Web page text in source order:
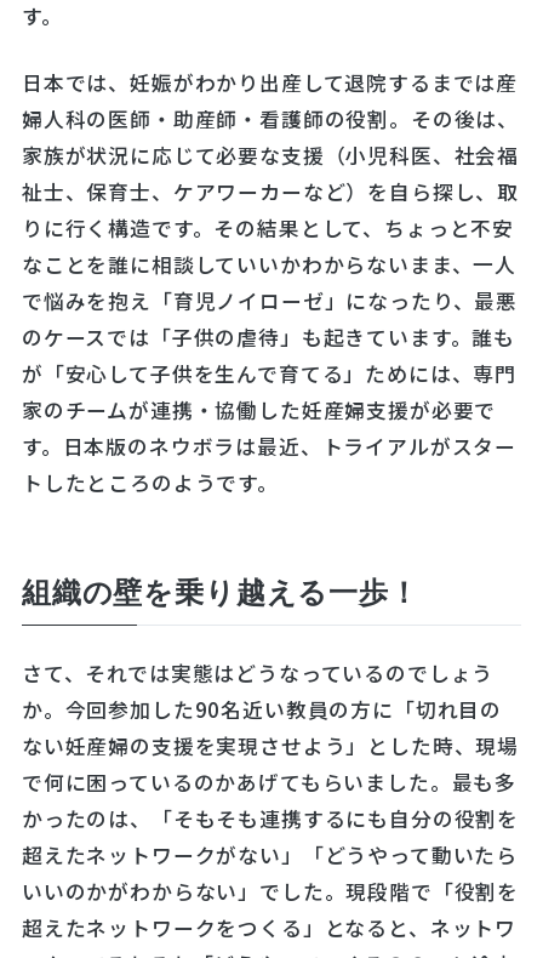
す。
日本では、妊娠がわかり出産して退院するまでは産
婦人科の医師・助産師・看護師の役割。その後は、
家族が状況に応じて必要な支援（小児科医、社会福
祉士、保育士、ケアワーカーなど）を自ら探し、取
りに行く構造です。その結果として、ちょっと不安
なことを誰に相談していいかわからないまま、一人
で悩みを抱え「育児ノイローゼ」になったり、最悪
のケースでは「子供の虐待」も起きています。誰も
が「安心して子供を生んで育てる」ためには、専門
家のチームが連携・協働した妊産婦支援が必要で
す。日本版のネウボラは最近、トライアルがスター
トしたところのようです。
組織の壁を乗り越える一歩！
さて、それでは実態はどうなっているのでしょう
か。今回参加した90名近い教員の方に「切れ目の
ない妊産婦の支援を実現させよう」とした時、現場
で何に困っているのかあげてもらいました。最も多
かったのは、「そもそも連携するにも自分の役割を
超えたネットワークがない」「どうやって動いたら
いいのかがわからない」でした。現段階で「役割を
超えたネットワークをつくる」となると、ネットワ